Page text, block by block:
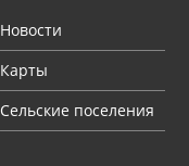
Новости
Карты
Сельские поселения